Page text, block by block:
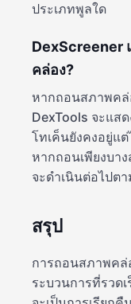
ประเภทพูลใด
DexScreener
คล่อง?
หากถอนสภาพคล่
DexTools จะแส
โทเค็นยังคงอยู่แ
หากถอนเพียงบา
จะดำเนินต่อไปต
สรุป
การถอนสภาพคล่
ระบวนการที่รวด